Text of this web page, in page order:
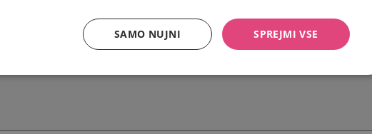
SPREJMI VSE
SAMO NUJNI